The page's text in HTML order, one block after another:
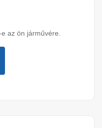
az ön járművére.